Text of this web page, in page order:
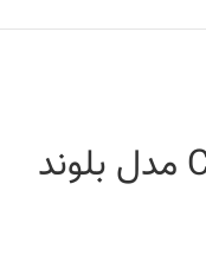
رنگ موی بیول سری Choclate مدل بلوند